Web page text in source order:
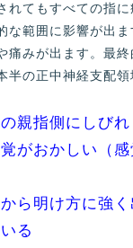
てもすべての指に
な範囲に影響が出
痛みが出ます。最終
半の正中神経支配
親指側にしびれ
がおかしい（
ら明け方に強
る